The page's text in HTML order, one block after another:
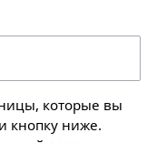
которые вы
кнопку ниже.